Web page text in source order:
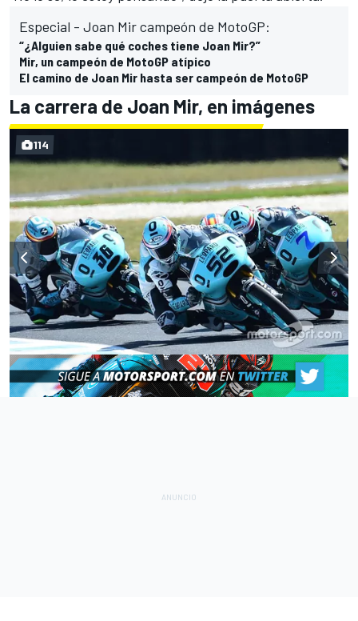
Especial - Joan Mir campeón de MotoGP:
“¿Alguien sabe qué coches tiene Joan Mir?”
Mir, un campeón de MotoGP atípico
El camino de Joan Mir hasta ser campeón de MotoGP
La carrera de Joan Mir, en imágenes
114